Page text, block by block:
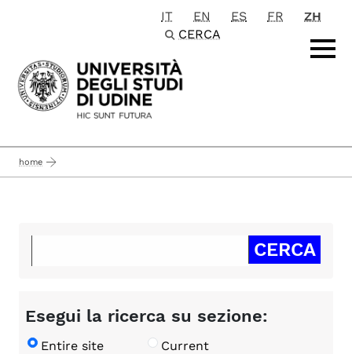
Passa al contenuto principale
IT EN ES FR
ZH
CERCA
home
Esegui la ricerca su sezione:
Entire site Current